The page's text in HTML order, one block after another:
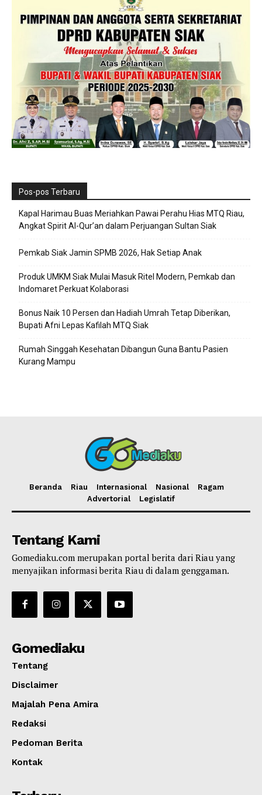
Pos-pos Terbaru
Kapal Harimau Buas Meriahkan Pawai Perahu Hias MTQ Riau,
Angkat Spirit Al-Qur’an dalam Perjuangan Sultan Siak
Pemkab Siak Jamin SPMB 2026, Hak Setiap Anak
Produk UMKM Siak Mulai Masuk Ritel Modern, Pemkab dan
Indomaret Perkuat Kolaborasi
Bonus Naik 10 Persen dan Hadiah Umrah Tetap Diberikan,
Bupati Afni Lepas Kafilah MTQ Siak
Rumah Singgah Kesehatan Dibangun Guna Bantu Pasien
Kurang Mampu
Beranda Riau Internasional Nasional
Ragam
Advertorial
Legislatif
Tentang Kami
Gomediaku.com merupakan portal berita dari Riau yang
menyajikan informasi berita Riau di dalam genggaman.
Gomediaku
Tentang
Disclaimer
Majalah Pena Amira
Redaksi
Pedoman Berita
Kontak